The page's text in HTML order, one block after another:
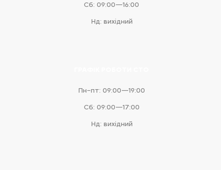
Сб: 09:00—16:00
Нд: вихідний
Пн–пт: 09:00—19:00
Сб: 09:00—17:00
Нд: вихідний